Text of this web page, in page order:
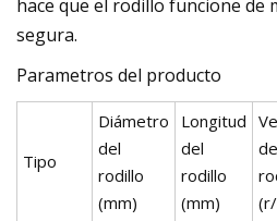
hace que el rodillo funcione de
segura.
Parametros del producto
Tipo
Diámetro
del
rodillo
(mm)
Longitud
del
rodillo
(mm)